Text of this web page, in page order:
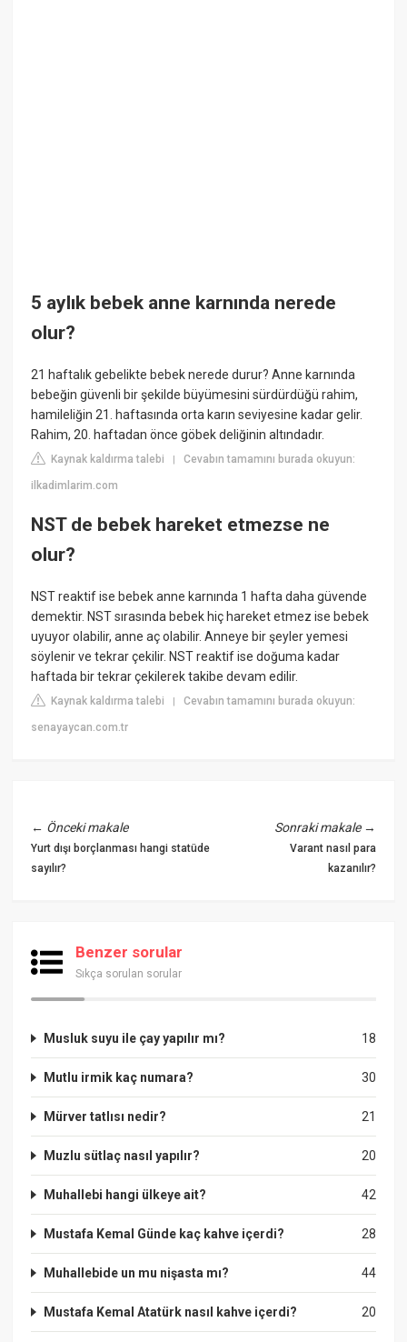
5 aylık bebek anne karnında nerede
olur?
21 haftalık gebelikte bebek nerede durur? Anne karnında
bebeğin güvenli bir şekilde büyümesini sürdürdüğü rahim,
hamileliğin 21. haftasında orta karın seviyesine kadar gelir.
Rahim, 20. haftadan önce göbek deliğinin altındadır.
Kaynak kaldırma talebi |Cevabın tamamını burada okuyun:
ilkadimlarim.com
NST de bebek hareket etmezse ne
olur?
NST reaktif ise bebek anne karnında 1 hafta daha güvende
demektir. NST sırasında bebek hiç hareket etmez ise bebek
uyuyor olabilir, anne aç olabilir. Anneye bir şeyler yemesi
söylenir ve tekrar çekilir. NST reaktif ise doğuma kadar
haftada bir tekrar çekilerek takibe devam edilir.
Kaynak kaldırma talebi |Cevabın tamamını burada okuyun:
senayaycan.com.tr
← Önceki makale
Yurt dışı borçlanması hangi statüde
sayılır?
Sonraki makale→
Varant nasıl para
kazanılır?
Benzer sorular
Sıkça sorulan sorular
18
Musluk suyu ile çay yapılır mı?
30
Mutlu irmik kaç numara?
21
Mürver tatlısı nedir?
20
Muzlu sütlaç nasıl yapılır?
42
Muhallebi hangi ülkeye ait?
28
Mustafa Kemal Günde kaç kahve içerdi?
44
Muhallebide un mu nişasta mı?
20
Mustafa Kemal Atatürk nasıl kahve içerdi?